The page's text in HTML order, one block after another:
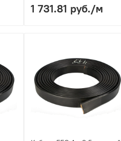
1 731.81 руб./м